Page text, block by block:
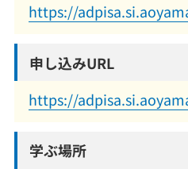
https://
申し込みURL
https://
学ぶ場所